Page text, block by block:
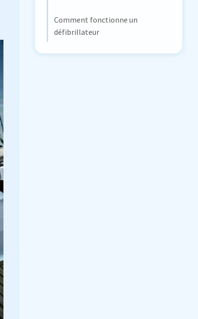
Comment fonctionne un
défibrillateur